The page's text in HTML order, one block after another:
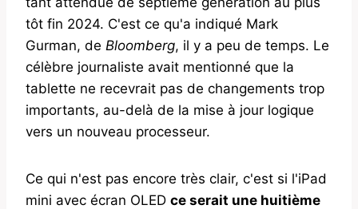
tôt fin 2024. C'est ce qu'a indiqué Mark
Gurman, de Bloomberg, il y a peu de temps. Le
célèbre journaliste avait mentionné que la
tablette ne recevrait pas de changements trop
importants, au-delà de la mise à jour logique
vers un nouveau processeur.
Ce qui n'est pas encore très clair, c'est si l'iPad
mini avec écran OLED ce serait une huitième